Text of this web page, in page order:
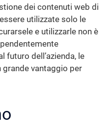
dei contenuti web di
utilizzate solo le
e utilizzarle non è
futuro dell’azienda, le
grande vantaggio per